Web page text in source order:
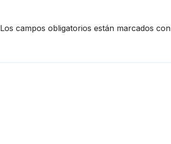
Los campos obligatorios están marcados con